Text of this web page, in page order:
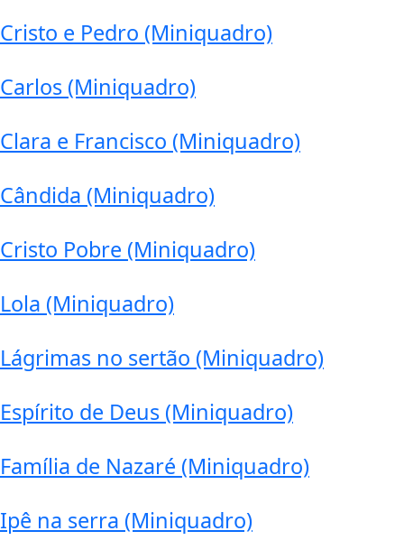
Cristo e Pedro (Miniquadro)
Carlos (Miniquadro)
Clara e Francisco (Miniquadro)
Cândida (Miniquadro)
Cristo Pobre (Miniquadro)
Lola (Miniquadro)
Lágrimas no sertão (Miniquadro)
Espírito de Deus (Miniquadro)
Família de Nazaré (Miniquadro)
Ipê na serra (Miniquadro)